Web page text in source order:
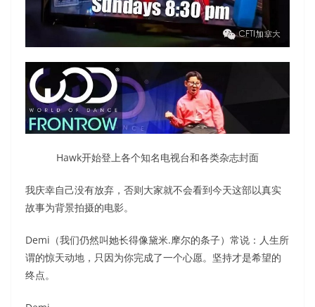
Hawk开始登上各个知名电视台和各类杂志封面
我庆幸自己没有放弃，否则大家就不会看到今天这部以真实
故事为背景拍摄的电影。
Demi（我们仍然叫她长得像黛米.摩尔的条子）常说：人生所
谓的惊天动地，只因为你完成了一个心愿。坚持才是希望的
终点。